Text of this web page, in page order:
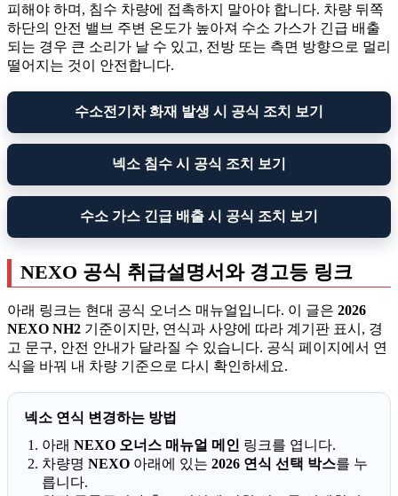
피해야 하며, 침수 차량에 접촉하지 말아야 합니다. 차량 뒤쪽
하단의 안전 밸브 주변 온도가 높아져 수소 가스가 긴급 배출
되는 경우 큰 소리가 날 수 있고, 전방 또는 측면 방향으로 멀리
떨어지는 것이 안전합니다.
수소전기차 화재 발생 시 공식 조치 보기
넥소 침수 시 공식 조치 보기
수소 가스 긴급 배출 시 공식 조치 보기
NEXO 공식 취급설명서와 경고등 링크
아래 링크는 현대 공식 오너스 매뉴얼입니다. 이 글은 2026
NEXO NH2 기준이지만, 연식과 사양에 따라 계기판 표시, 경
고 문구, 안전 안내가 달라질 수 있습니다. 공식 페이지에서 연
식을 바꿔 내 차량 기준으로 다시 확인하세요.
넥소 연식 변경하는 방법
아래 NEXO 오너스 매뉴얼 메인 링크를 엽니다.
차량명 NEXO 아래에 있는 2026 연식 선택 박스를 누
릅니다.